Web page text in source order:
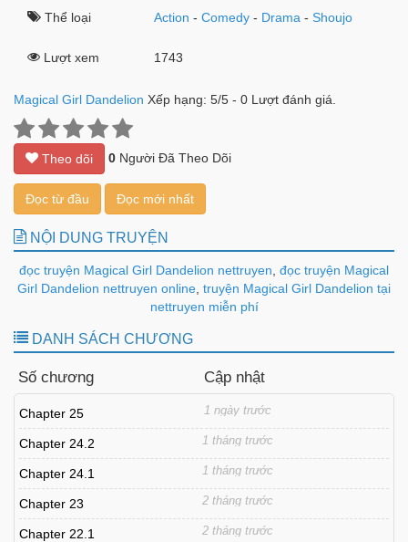
Thể loại Action -Comedy - Drama -Shoujo
Lượt xem 1743
Magical Girl Dandelion Xếp hạng: 5/5 - 0 Lượt đánh giá.
Theo dõi 0 Người Đã Theo Dõi
Đọc từ đầu Đọc mới nhất
NỘI DUNG TRUYỆN
đọc truyện Magical Girl Dandelion nettruyen đọc truyện Magical
Girl Dandelion nettruyen online truyện Magical Girl Dandelion tại
nettruyen miễn phí
DANH SÁCH CHƯƠNG
Số chương Cập nhật
Chapter 25 1 ngày trước
Chapter 24.2 1 tháng trước
Chapter 24.1 1 tháng trước
Chapter 23 2 tháng trước
Chapter 22.1 2 tháng trước